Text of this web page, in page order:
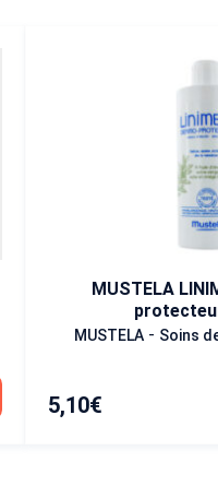
MUSTELA
MUSTELA - Soins
5,10€